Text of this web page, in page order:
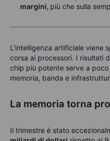
margini, più che sulla
L’intelligenza artificiale viene
corsa ai processori. I risultati
chip più potente serve a poco
memoria, banda e
La memoria torna
Il trimestre è stato